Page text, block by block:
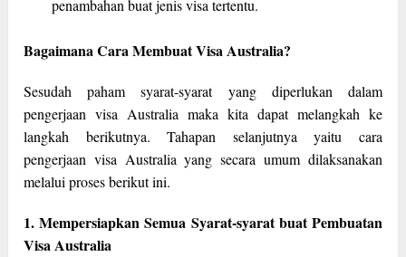
penambahan buat jenis visa tertentu.
Bagaimana Cara Membuat Visa Australia?
Sesudah paham syarat-syarat yang diperlukan dalam
pengerjaan visa Australia maka kita dapat melangkah ke
langkah berikutnya. Tahapan selanjutnya yaitu cara
pengerjaan visa Australia yang secara umum dilaksanakan
melalui proses berikut ini.
1. Mempersiapkan Semua Syarat-syarat buat Pembuatan
Visa Australia